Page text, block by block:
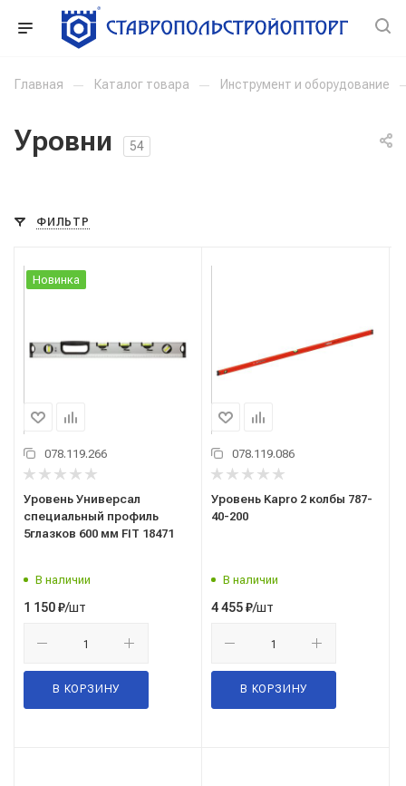
Главная — Каталог товара — Инструмент и оборудование
Уровни 54
ФИЛЬТР
Новинка
078.119.266
Уровень Универсал
специальный профиль
5глазков 600 мм FIT 18471
В наличии
1 150₽/шт
В КОРЗИНУ
078.119.086
Уровень Kapro 2 колбы 787-
40-200
В наличии
4 455₽/шт
В КОРЗИНУ